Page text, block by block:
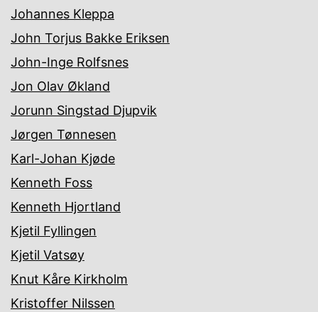
Johannes Kleppa
John Torjus Bakke Eriksen
John-Inge Rolfsnes
Jon Olav Økland
Jorunn Singstad Djupvik
Jørgen Tønnesen
Karl-Johan Kjøde
Kenneth Foss
Kenneth Hjortland
Kjetil Fyllingen
Kjetil Vatsøy
Knut Kåre Kirkholm
Kristoffer Nilssen